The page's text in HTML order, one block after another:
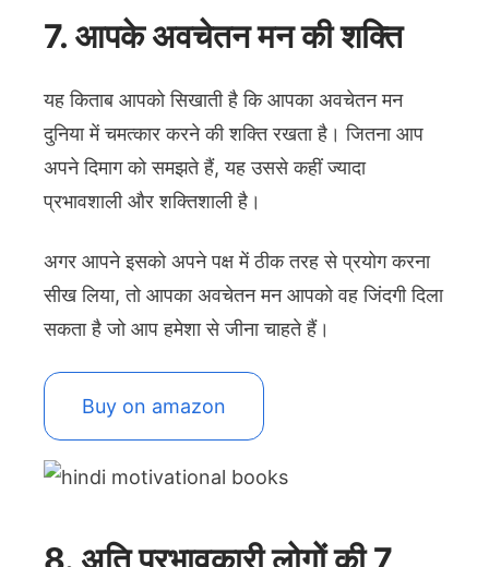
7. आपके अवचेतन मन की शक्ति
यह किताब आपको सिखाती है कि आपका अवचेतन मन
दुनिया में चमत्कार करने की शक्ति रखता है। जितना आप
अपने दिमाग को समझते हैं, यह उससे कहीं ज्यादा
प्रभावशाली और शक्तिशाली है।
अगर आपने इसको अपने पक्ष में ठीक तरह से प्रयोग करना
सीख लिया, तो आपका अवचेतन मन आपको वह जिंदगी दिला
सकता है जो आप हमेशा से जीना चाहते हैं।
Buy on amazon